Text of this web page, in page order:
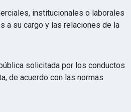
institucionales o laborales
a su cargo y las relaciones de la
solicitada por los conductos
de acuerdo con las normas